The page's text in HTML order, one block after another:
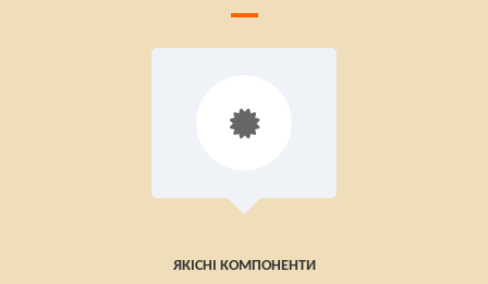
ЯКІСНІ КОМПОНЕНТИ